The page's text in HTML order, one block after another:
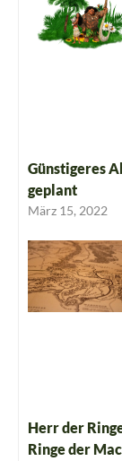
Günstigeres
geplant
März 15, 2022
Herr der
Ringe der